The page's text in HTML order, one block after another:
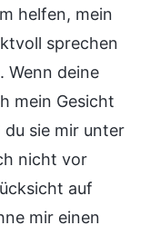
helfen, mein
sprechen
Wenn deine
mein Gesicht
sie mir unter
nicht vor
auf
mir einen